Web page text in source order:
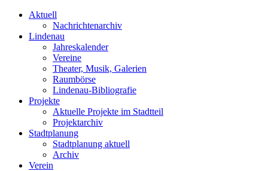
Aktuell
Nachrichtenarchiv
Lindenau
Jahreskalender
Vereine
Theater, Musik, Galerien
Raumbörse
Lindenau-Bibliografie
Projekte
Aktuelle Projekte im Stadtteil
Projektarchiv
Stadtplanung
Stadtplanung aktuell
Archiv
Verein